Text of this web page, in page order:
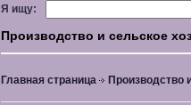
Я ищу:
Производство и сельское
Главная страница Производство